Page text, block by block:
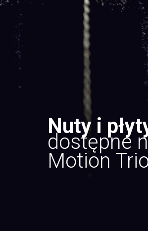
Nuty i
dostępne
Motion